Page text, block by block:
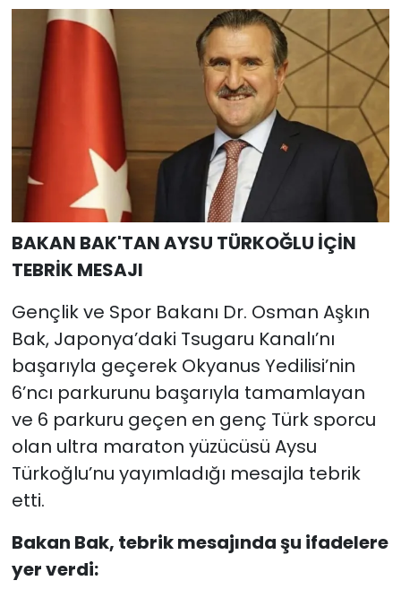
BAKAN BAK'TAN AYSU TÜRKOĞLU İÇİN
TEBRİK MESAJI
Gençlik ve Spor Bakanı Dr. Osman Aşkın
Bak, Japonya’daki Tsugaru Kanalı’nı
başarıyla geçerek Okyanus Yedilisi’nin
6’ncı parkurunu başarıyla tamamlayan
ve 6 parkuru geçen en genç Türk sporcu
olan ultra maraton yüzücüsü Aysu
Türkoğlu’nu yayımladığı mesajla tebrik
etti.
Bakan Bak, tebrik mesajında şu ifadelere
yer verdi: